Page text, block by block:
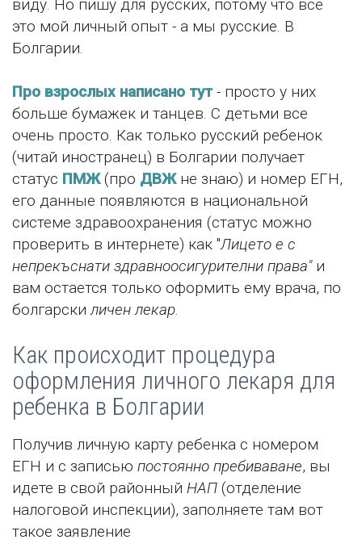
виду. Но пишу для русских, потому что все
это мой личный опыт - а мы русские. В
Болгарии.
Про взрослых написано тут- просто у них
больше бумажек и танцев. С детьми все
очень просто. Как только русский ребенок
(читай иностранец) в Болгарии получает
статус ПМЖ(про ДВЖне знаю) и номер ЕГН,
его данные появляются в национальной
системе здравоохранения (статус можно
проверить в интернете) как "Лицето е с
непрекъснати здравноосигурителни права"и
вам остается только оформить ему врача, по
болгарскиличен лекар.
Как происходит процедура
оформления личного лекаря для
ребенка в Болгарии
Получив личную карту ребенка с номером
ЕГН и с записью постоянно пребиваване, вы
идете в свой районный НАП (отделение
налоговой инспекции), заполняете там вот
такое заявление